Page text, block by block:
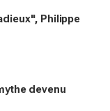
Philippe
devenu